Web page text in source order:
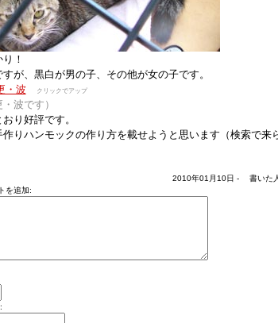
！
が、黒白が男の子、その他が女の子です。
クリックでアップ
波です）
り好評です。
りハンモックの作り方を載せようと思います（検索で来
2010年01月10日 - 書いた
を追加: